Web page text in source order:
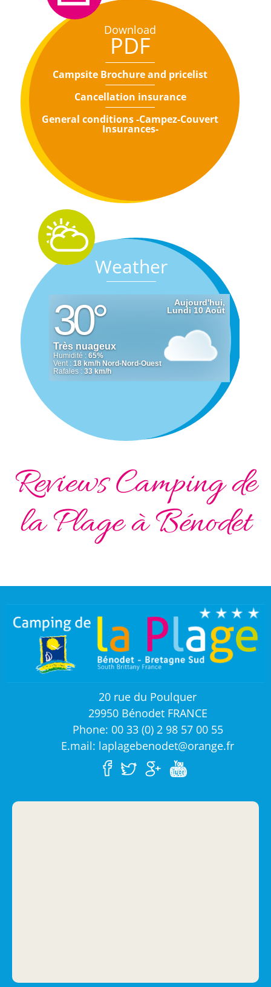
Download
PDF
Campsite Brochure and pricelist
Cancellation insurance
General conditions -Campez-Couvert
Insurances-
Weather
Reviews Camping de
la Plage à Bénodet
20 rue du Poulquer
29950 Bénodet FRANCE
Phone: 00 33 (0) 2 98 57 00 55
E.mail: laplagebenodet@orange.fr